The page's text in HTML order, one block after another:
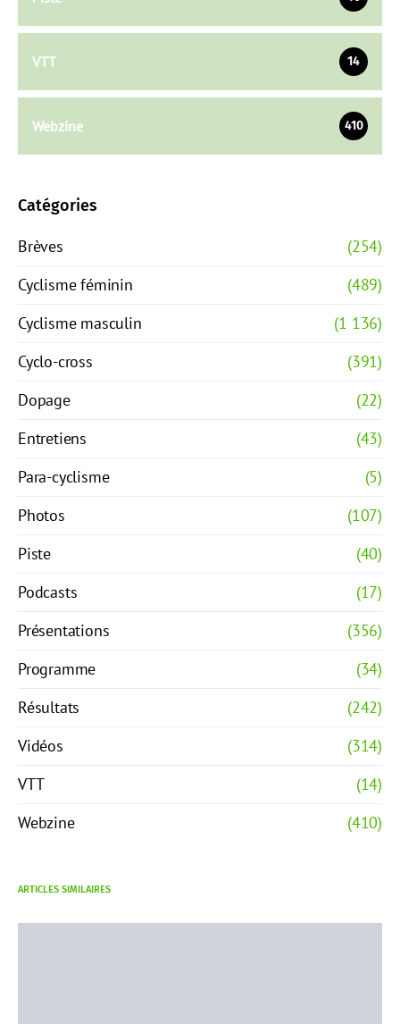
VTT 14
Webzine 410
Catégories
Brèves
(254)
Cyclisme féminin
(489)
Cyclisme masculin
(1 136)
Cyclo-cross
(391)
Dopage
(22)
Entretiens
(43)
Para-cyclisme
(5)
Photos
(107)
Piste
(40)
Podcasts
(17)
Présentations
(356)
Programme
(34)
Résultats
(242)
Vidéos
(314)
VTT
(14)
Webzine
(410)
ARTICLES SIMILAIRES